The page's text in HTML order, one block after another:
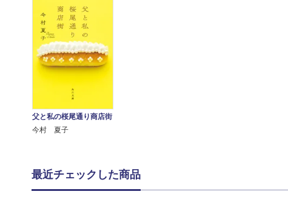
父と私の桜尾通り商店街
今村 夏子
最近チェックした商品